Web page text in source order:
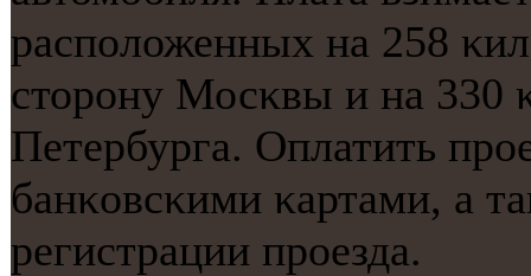
распοложенных на 258
сторοну Мосκвы и на 330
Петербурга. Оплатить
банκовсκими κартами, а
регистрации прοезда.